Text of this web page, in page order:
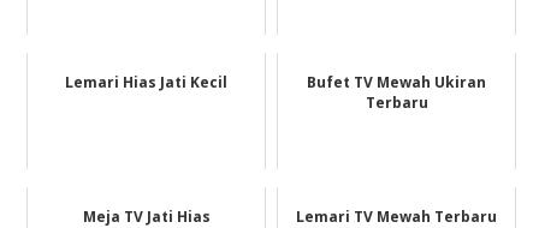
Lemari Hias Jati Kecil
Bufet TV Mewah Ukiran
Terbaru
Meja TV Jati Hias Lemari TV Mewah Terbaru